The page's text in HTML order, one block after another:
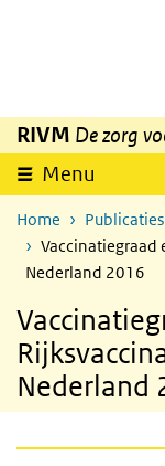
Overslaan en naar
RIVM De zorg
Menu
Home
Publicaties
Vaccinatiegraad
Nederland 2016
Nederland